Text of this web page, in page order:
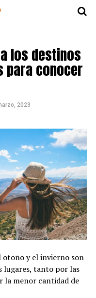
los destinos
para conocer
2023
otoño y el invierno son
lugares, tanto por las
la menor cantidad de